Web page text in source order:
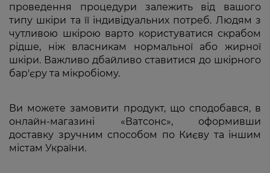
проведення процедури залежить від вашого
типу шкіри та її індивідуальних потреб. Людям з
чутливою шкірою варто користуватися скрабом
рідше, ніж власникам нормальної або жирної
шкіри. Важливо дбайливо ставитися до шкірного
бар'єру та мікробіому.
Ви можете замовити продукт, що сподобався, в
онлайн-магазині «Ватсонс», оформивши
доставку зручним способом по Києву та іншим
містам України.